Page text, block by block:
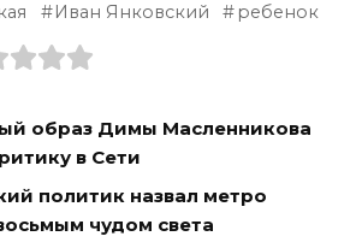
Иван Янковский ребенок
образ Димы Масленникова
в Сети
политик назвал метро
чудом света